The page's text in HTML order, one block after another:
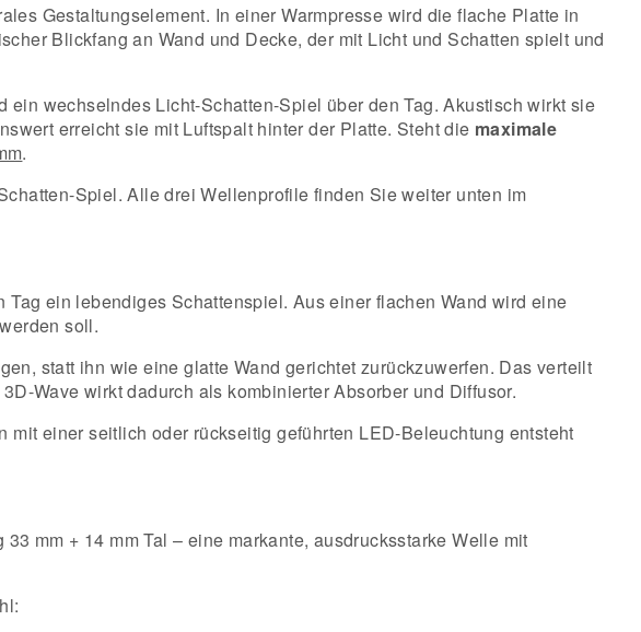
Gestaltungselement. In einer Warmpresse wird die flache Platte in
Blickfang an Wand und Decke, der mit Licht und Schatten spielt und
ein wechselndes Licht-Schatten-Spiel über den Tag. Akustisch wirkt sie
erreicht sie mit Luftspalt hinter der Platte. Steht die maximale
.
Spiel. Alle drei Wellenprofile finden Sie weiter unten im
ein lebendiges Schattenspiel. Aus einer flachen Wand wird eine
soll.
statt ihn wie eine glatte Wand gerichtet zurückzuwerfen. Das verteilt
Wave wirkt dadurch als kombinierter Absorber und Diffusor.
einer seitlich oder rückseitig geführten LED-Beleuchtung entsteht
mm + 14 mm Tal – eine markante, ausdrucksstarke Welle mit